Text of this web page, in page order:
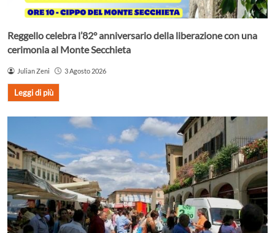
Reggello celebra l’82° anniversario della liberazione con una
cerimonia al Monte Secchieta
Julian Zeni 3 Agosto 2026
Leggi di più